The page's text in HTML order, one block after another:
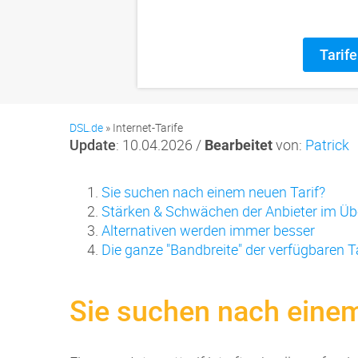
DSL.de » Internet-Tarife
Update: 10.04.2026 / Bearbeitetvon: Patrick
Sie suchen nach einem neuen Tarif?
Stärken & Schwächen der Anbieter im
Alternativen werden immer besser
Die ganze "Bandbreite" der verfügbaren
Sie suchen nach